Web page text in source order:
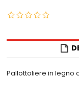
Pallottoliere in legno